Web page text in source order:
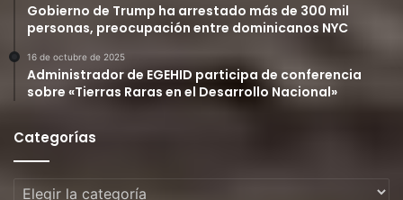
Gobierno de Trump ha arrestado más de 300 mil
personas, preocupación entre dominicanos NYC
16 de octubre de 2025
Administrador de EGEHID participa de conferencia
sobre «Tierras Raras en el Desarrollo Nacional»
Categorías
Categorías